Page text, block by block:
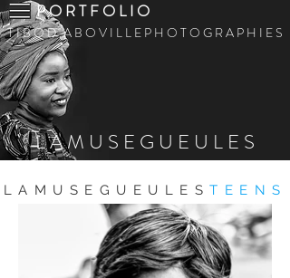
P O R T F O L I O
T I B O D ' A B O V I L L E P H O T O G R A P H I E S
L A M U S E G U E U L E S
LAMUSEGUEULES TEENS